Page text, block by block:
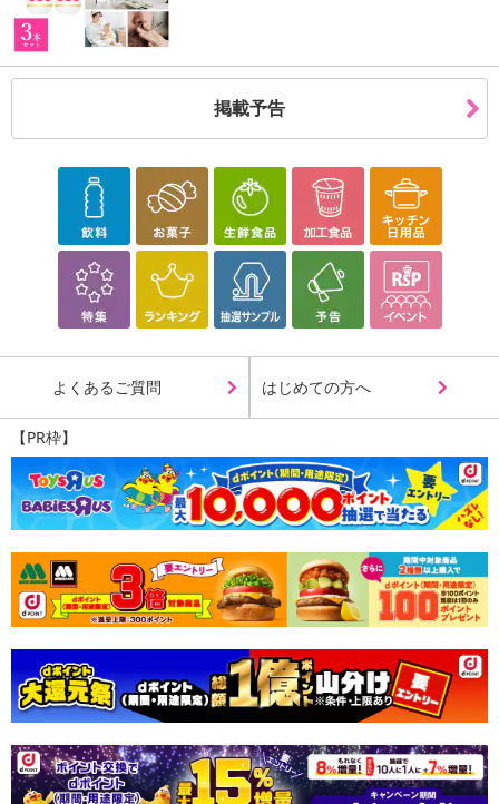
掲載予告
よくあるご質問 はじめての方へ
【PR枠】